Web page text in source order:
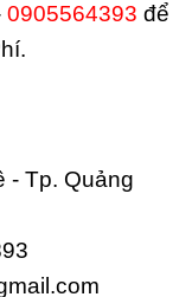
0905564393 để
- Tp. Quảng